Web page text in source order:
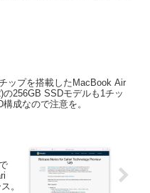
ップを搭載したMacBook Air
の256GB SSDモデルも1チッ
成なので注意を。
。